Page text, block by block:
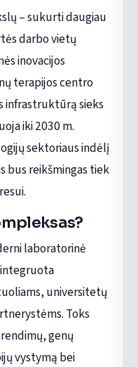
– sukurti daugiau
darbo vietų
inovacijos
terapijos centro
infrastruktūrą sieks
iki 2030 m.
sektoriaus indėlį
bus reikšmingas tiek
laboratorinė
universitetų
Toks
genų
vystymą bei